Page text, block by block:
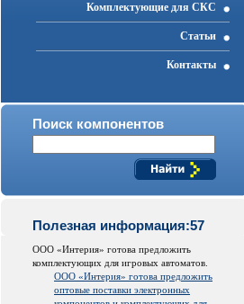
Комплектующие для СКС
Статьи
Контакты
Поиск компонентов
Полезная информация:57
ООО «Интерия» готова предложить
комплектующих для игровых автоматов.
ООО «Интерия» готова предложить
оптовые поставки электронных